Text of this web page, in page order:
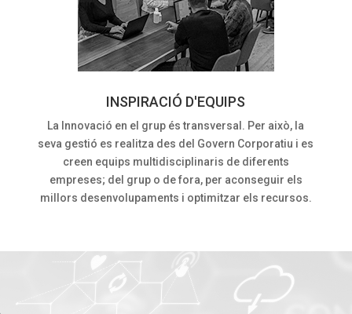
INSPIRACIÓ D'EQUIPS
La Innovació en el grup és transversal. Per això, la
seva gestió es realitza des del Govern Corporatiu i es
creen equips multidisciplinaris de diferents
empreses; del grup o de fora, per aconseguir els
millors desenvolupaments i optimitzar els recursos.